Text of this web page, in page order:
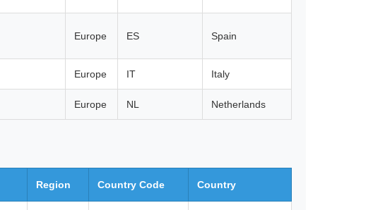
Europe ES Spain
Europe IT Italy
Europe NL Netherlands
Region Country Code Country